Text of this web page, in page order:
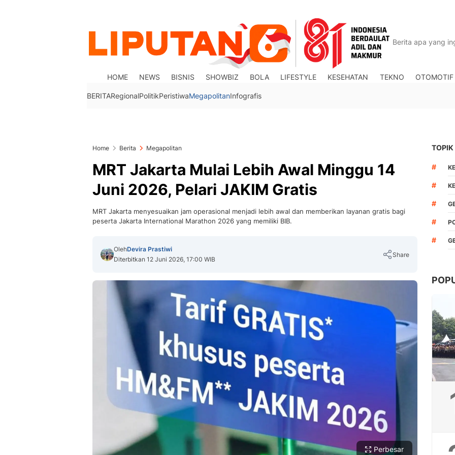
HOME NEWS BISNIS SHOWBIZ BOLA LIFESTYLE KESEHATAN TEKNO OTOMOTIF
BERITARegionalPolitikPeristiwaMegapolitanInfografis
Home Berita Megapolitan
MRT Jakarta Mulai Lebih Awal Minggu 14
Juni 2026, Pelari JAKIM Gratis
MRT Jakarta menyesuaikan jam operasional menjadi lebih awal dan memberikan layanan gratis bagi
peserta Jakarta International Marathon 2026 yang memiliki BIB.
OlehDevira Prastiwi
Diterbitkan 12 Juni 2026, 17:00 WIB
Share
Copy Link
Perbesar
TOPIK
#
#
#
#
#